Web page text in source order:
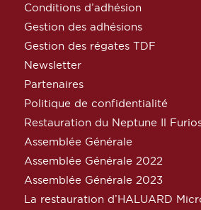
Conditions d’adhésion
Gestion des adhésions
Gestion des régates TDF
Newsletter
Partenaires
Politique de confidentialité
Restauration du Neptune Il
Assemblée Générale
Assemblée Générale 2022
Assemblée Générale 2023
La restauration d’HALUARD